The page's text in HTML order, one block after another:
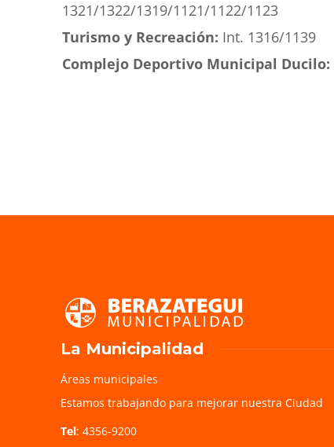
1321/1322/1319/1121/1122/1123
Turismo y Recreación: Int. 1316/1139
Complejo Deportivo Municipal Ducilo:
La Municipalidad
Áreas municipales
Estamos trabajando para mejorar nuestra Ciudad
Tel: 4356-9200